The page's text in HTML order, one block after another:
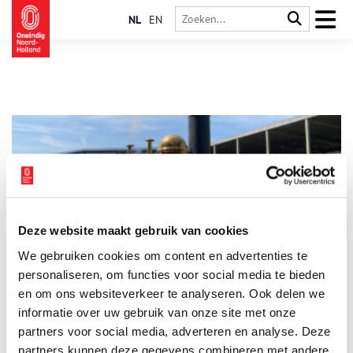
Deze website maakt gebruik van cookies
We gebruiken cookies om content en advertenties te
personaliseren, om functies voor social media te bieden
en om ons websiteverkeer te analyseren. Ook delen we
informatie over uw gebruik van onze site met onze
partners voor social media, adverteren en analyse. Deze
partners kunnen deze gegevens combineren met andere
NL EN
De twee stoomlocomotieven ‘De Snelheid’ en ‘De Arend’
schrijven geschiedenis als ze op 20 september 1839 over de
eerste spoorlijn van Nederland rijden. In slechts 28 minuten
trekken ze de eerste officiële openingstrein van de
Hollandsche IJzeren Spoorweg-Maatschappij (HIJSM) van
Amsterdam naar Haarlem. Beide stations waren prachtig
versierd en een grote menigte kwam kijken naar de feestelijke